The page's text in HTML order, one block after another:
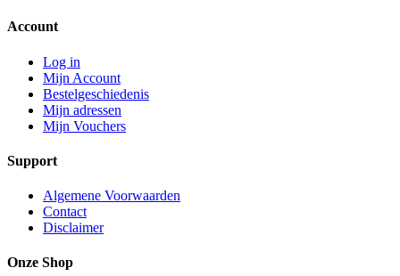
Account
Log in
Mijn Account
Bestelgeschiedenis
Mijn adressen
Mijn Vouchers
Support
Algemene Voorwaarden
Contact
Disclaimer
Onze Shop